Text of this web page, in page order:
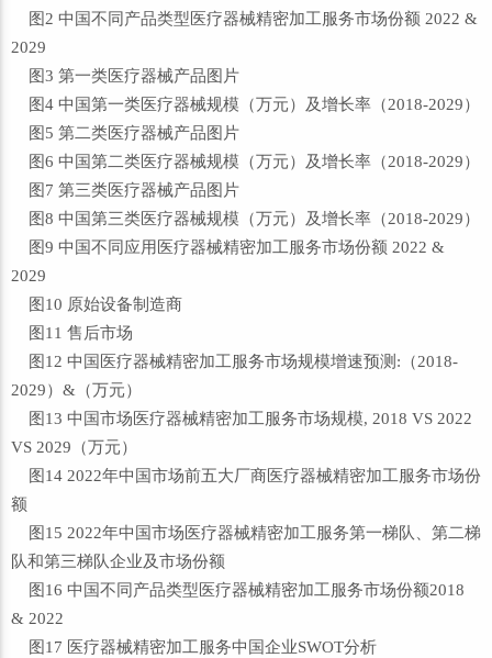
图2 中国不同产品类型医疗器械精密加工服务市场份额 2022 &
2029
图3 第一类医疗器械产品图片
图4 中国第一类医疗器械规模（万元）及增长率（2018-2029）
图5 第二类医疗器械产品图片
图6 中国第二类医疗器械规模（万元）及增长率（2018-2029）
图7 第三类医疗器械产品图片
图8 中国第三类医疗器械规模（万元）及增长率（2018-2029）
图9 中国不同应用医疗器械精密加工服务市场份额 2022 &
2029
图10 原始设备制造商
图11 售后市场
图12 中国医疗器械精密加工服务市场规模增速预测:（2018-
2029）&（万元）
图13 中国市场医疗器械精密加工服务市场规模, 2018 VS 2022
VS 2029（万元）
图14 2022年中国市场前五大厂商医疗器械精密加工服务市场份
额
图15 2022年中国市场医疗器械精密加工服务第一梯队、第二梯
队和第三梯队企业及市场份额
图16 中国不同产品类型医疗器械精密加工服务市场份额2018
& 2022
图17 医疗器械精密加工服务中国企业SWOT分析